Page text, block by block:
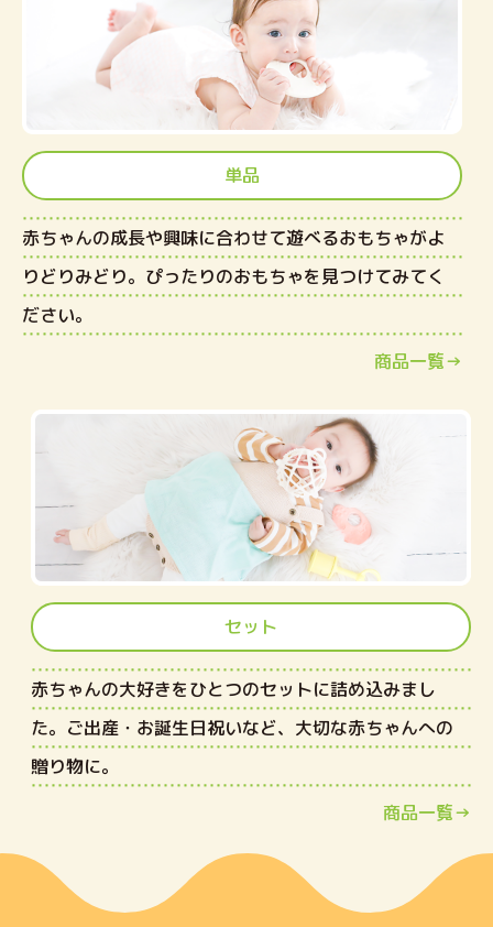
単品
赤ちゃんの成長や興味に合わせて遊べるおもちゃがよ
りどりみどり。ぴったりのおもちゃを見つけてみてく
ださい。
商品一覧→
セット
赤ちゃんの大好きをひとつのセットに詰め込みまし
た。ご出産・お誕生日祝いなど、大切な赤ちゃんへの
贈り物に。
商品一覧→